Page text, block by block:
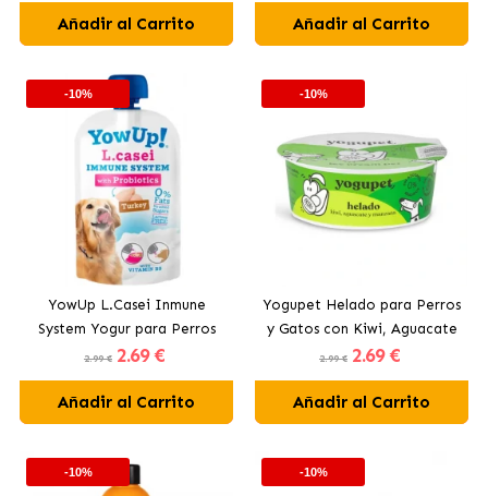
Añadir al Carrito Añadir al Carrito
-10%
YowUp L.Casei Inmune
System Yogur para Perros
con Pavo
2.99 € 2.69 €
Añadir al Carrito
-10%
Yogupet Helado para Perros
y Gatos con Kiwi, Aguacate
y Manzana
2.99 € 2.69 €
Añadir al Carrito
-10% -10%